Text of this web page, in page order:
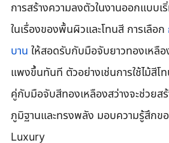
การสร้างความลงตัวในงานออกแบบเ
ในเรื่องของพื้นผิวและโทนสี การเลือก
บาน ให้สอดรับกับมือจับยาวทองเหลื
แพงขึ้นทันที ตัวอย่างเช่นการใช้ไม้สีโ
คู่กับมือจับสีทองเหลืองสว่างจะช่วย
ภูมิฐานและทรงพลัง มอบความรู้สึกข
Luxury